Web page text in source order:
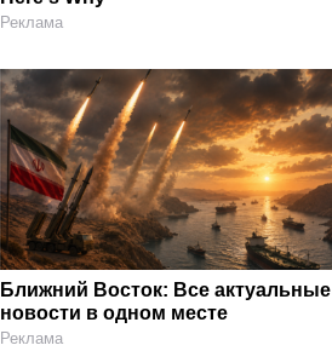
Реклама
Ближний Восток: Все актуальные
новости в одном месте
Реклама